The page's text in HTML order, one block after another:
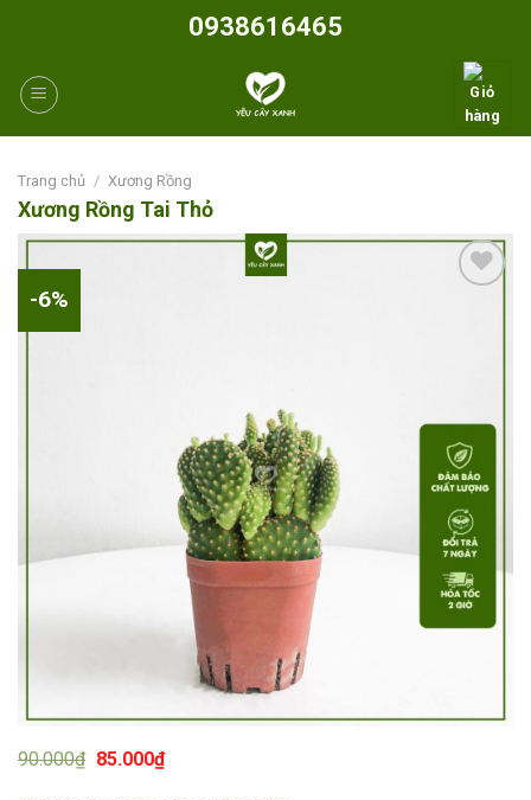
content
0938616465
Trang chủ / Xương Rồng
Xương Rồng Tai Thỏ
-6%
90.000₫ Giá
85.000₫Giá